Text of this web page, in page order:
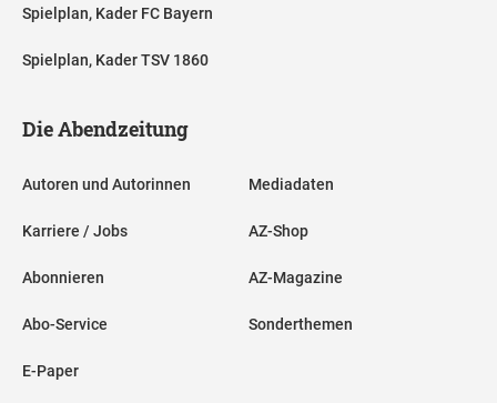
Spielplan, Kader FC Bayern
Spielplan, Kader TSV 1860
Die Abendzeitung
Autoren und Autorinnen
Karriere / Jobs
Abonnieren
Abo-Service
E-Paper
Mediadaten
AZ-Shop
AZ-Magazine
Sonderthemen